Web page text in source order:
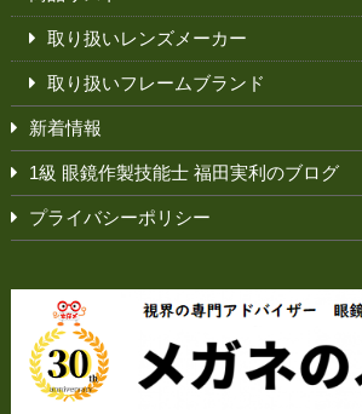
取り扱いレンズメーカー
取り扱いフレームブランド
新着情報
1級 眼鏡作製技能士 福田実利のブログ
プライバシーポリシー